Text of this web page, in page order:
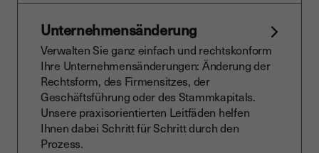
Unternehmensänderung
Verwalten Sie ganz einfach und rechtskonform
Ihre Unternehmensänderungen: Änderung der
Rechtsform, des Firmensitzes, der
Geschäftsführung oder des Stammkapitals.
Unsere praxisorientierten Leitfäden helfen
Ihnen dabei Schritt für Schritt durch den
Prozess.